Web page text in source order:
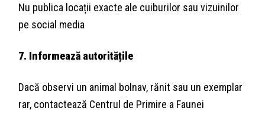
Nu publica locații exacte ale cuiburilor sau vizuinilor
pe social media
7. Informează autoritățile
Dacă observi un animal bolnav, rănit sau un exemplar
rar, contactează Centrul de Primire a Faunei